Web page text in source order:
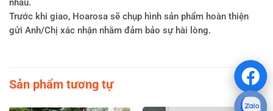
nhau.
Trước khi giao, Hoarosa sẽ chụp hình sản phẩm hoàn thiện
gửi Anh/Chị xác nhận nhằm đảm bảo sự hài lòng.
Sản phẩm tương tự